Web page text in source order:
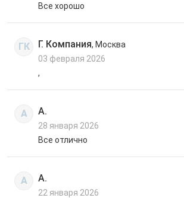
Все хорошо
ГК Г. Компания, Москва
03 февраля 2026
,
А А.
28 января 2026
Все отлично
А А.
22 января 2026